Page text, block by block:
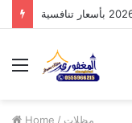
Menu
Home / مظلات